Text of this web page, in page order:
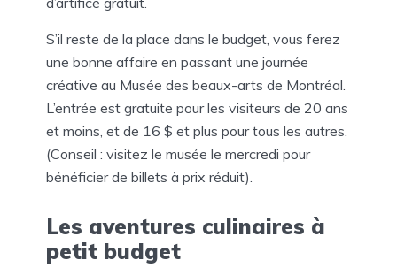
S’il reste de la place dans le budget, vous ferez
une bonne affaire en passant une journée
créative au Musée des beaux-arts de Montréal.
L’entrée est gratuite pour les visiteurs de 20 ans
et moins, et de 16 $ et plus pour tous les autres.
(Conseil : visitez le musée le mercredi pour
bénéficier de billets à prix réduit).
Les aventures culinaires à
petit budget